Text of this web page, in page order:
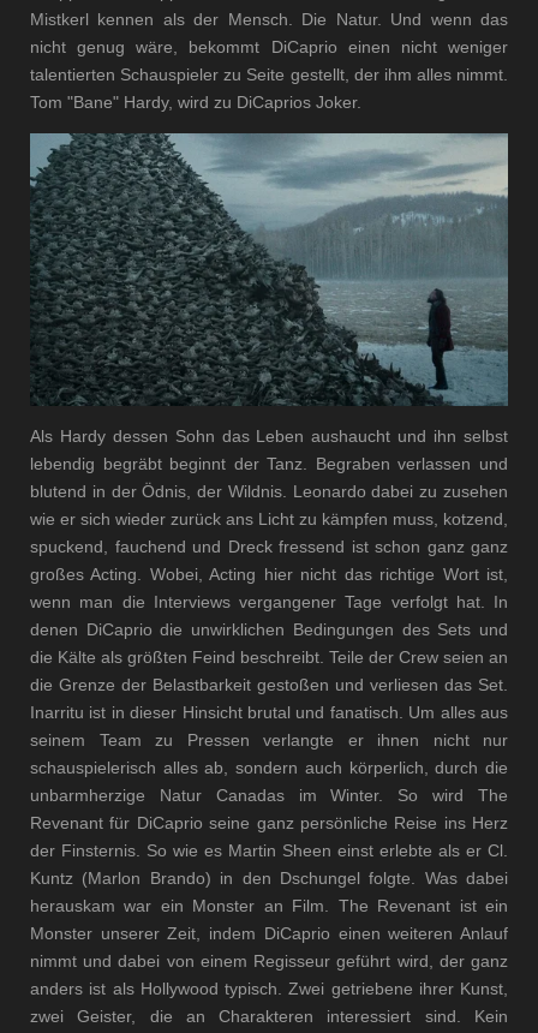
Mistkerl kennen als der Mensch. Die Natur. Und wenn das
nicht genug wäre, bekommt DiCaprio einen nicht weniger
talentierten Schauspieler zu Seite gestellt, der ihm alles nimmt.
Tom "Bane" Hardy, wird zu DiCaprios Joker.
Als Hardy dessen Sohn das Leben aushaucht und ihn selbst
lebendig begräbt beginnt der Tanz. Begraben verlassen und
blutend in der Ödnis, der Wildnis. Leonardo dabei zu zusehen
wie er sich wieder zurück ans Licht zu kämpfen muss, kotzend,
spuckend, fauchend und Dreck fressend ist schon ganz ganz
großes Acting. Wobei, Acting hier nicht das richtige Wort ist,
wenn man die Interviews vergangener Tage verfolgt hat. In
denen DiCaprio die unwirklichen Bedingungen des Sets und
die Kälte als größten Feind beschreibt. Teile der Crew seien an
die Grenze der Belastbarkeit gestoßen und verliesen das Set.
Inarritu ist in dieser Hinsicht brutal und fanatisch. Um alles aus
seinem Team zu Pressen verlangte er ihnen nicht nur
schauspielerisch alles ab, sondern auch körperlich, durch die
unbarmherzige Natur Canadas im Winter. So wird The
Revenant für DiCaprio seine ganz persönliche Reise ins Herz
der Finsternis. So wie es Martin Sheen einst erlebte als er Cl.
Kuntz (Marlon Brando) in den Dschungel folgte. Was dabei
herauskam war ein Monster an Film. The Revenant ist ein
Monster unserer Zeit, indem DiCaprio einen weiteren Anlauf
nimmt und dabei von einem Regisseur geführt wird, der ganz
anders ist als Hollywood typisch. Zwei getriebene ihrer Kunst,
zwei Geister, die an Charakteren interessiert sind. Kein